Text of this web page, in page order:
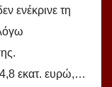
ενέκρινε τη
εκατ. ευρώ,…